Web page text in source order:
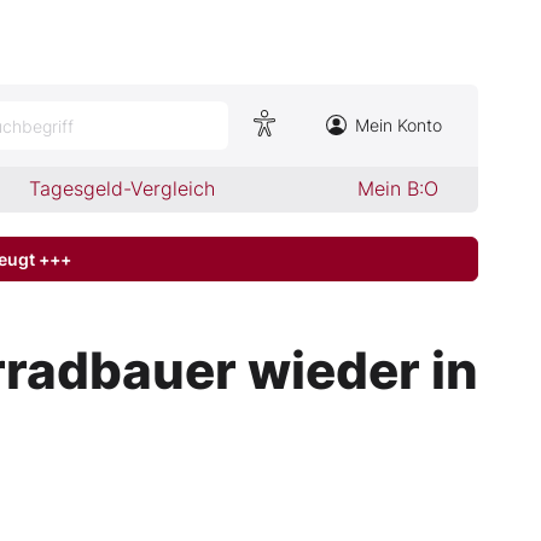
Mein Konto
Tagesgeld-Vergleich Mein B:O
+++
wieder in